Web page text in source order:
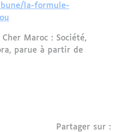
la-formule-
Maroc : Société,
parue à partir de
Partager sur :